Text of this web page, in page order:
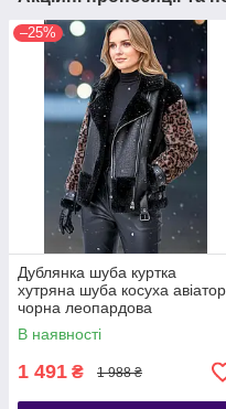
–25%
Дублянка шуба куртка
хутряна шуба косуха авіатор
чорна леопардова
В наявності
1 491 ₴ 1 988 ₴